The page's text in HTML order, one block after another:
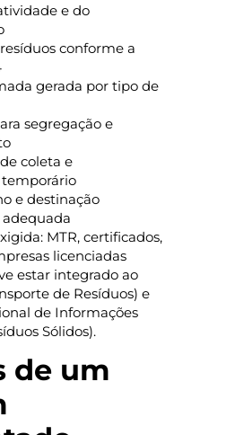
e do
conforme a
gerada por tipo de
segregação e
coleta e
e destinação
MTR, certificados,
licenciadas
estar integrado ao
de Resíduos) e
de Informações
Sólidos).
de um